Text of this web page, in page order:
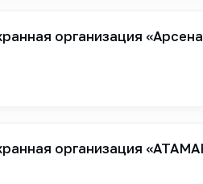
организация
организация